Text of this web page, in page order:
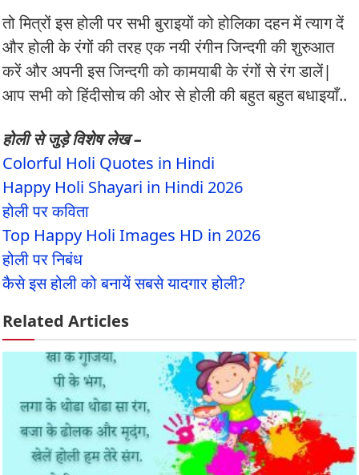
तो मित्रों इस होली पर सभी बुराइयों को होलिका दहन में त्याग दें
और होली के रंगों की तरह एक नयी रंगीन जिन्दगी की शुरुआत
करें और अपनी इस जिन्दगी को कामयाबी के रंगों से रंग डालें|
आप सभी को हिंदीसोच की ओर से होली की बहुत बहुत बधाइयाँ..
होली से जुड़े विशेष लेख –
Colorful Holi Quotes in Hindi
Happy Holi Shayari in Hindi 2026
होली पर कविता
Top Happy Holi Images HD in 2026
होली पर निबंध
कैसे इस होली को बनायें सबसे यादगार होली?
Related Articles